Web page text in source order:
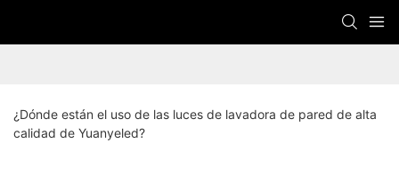
¿Dónde están el uso de las luces de lavadora de pared de alta
calidad de Yuanyeled?